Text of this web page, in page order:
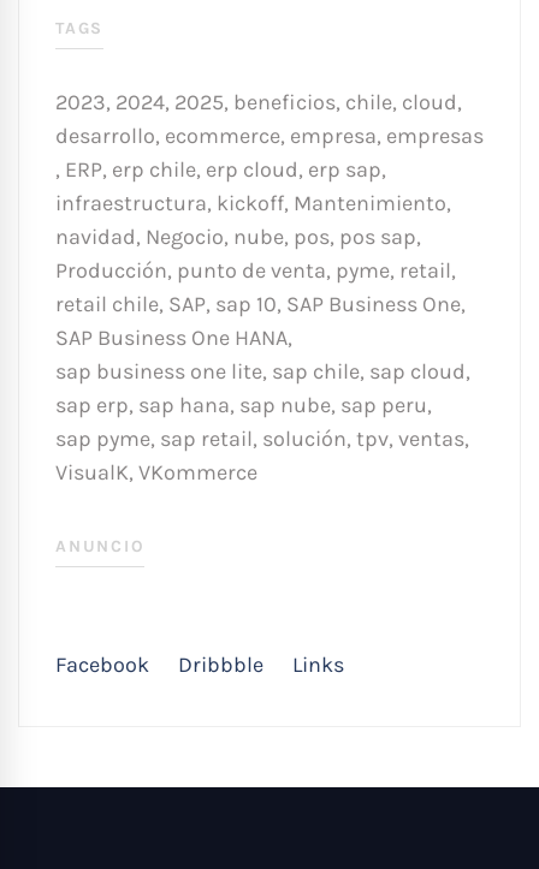
TAGS
2023, 2024, 2025, beneficios, chile, cloud,
desarrollo, ecommerce, empresa, empresas
, ERP, erp chile, erp cloud, erp sap,
infraestructura, kickoff, Mantenimiento,
navidad, Negocio, nube, pos, pos sap,
Producción, punto de venta, pyme, retail,
retail chile, SAP, sap 10, SAP Business One,
SAP Business One HANA,
sap business one lite, sap chile, sap cloud,
sap erp, sap hana, sap nube, sap peru,
sap pyme, sap retail, solución, tpv, ventas,
VisualK, VKommerce
ANUNCIO
Facebook Dribbble Links